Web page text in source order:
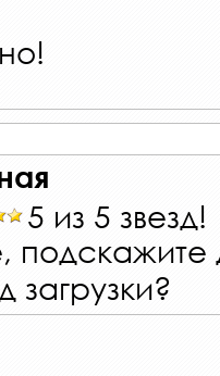
5 из 5 звезд!
загрузки?